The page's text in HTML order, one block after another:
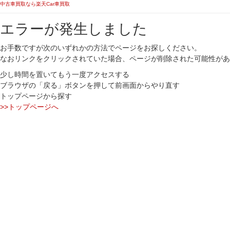
中古車買取なら楽天Car車買取
エラーが発生しました
お手数ですが次のいずれかの方法でページをお探しください。
なおリンクをクリックされていた場合、ページが削除された可能性が
少し時間を置いてもう一度アクセスする
ブラウザの「戻る」ボタンを押して前画面からやり直す
トップページから探す
>>トップページへ